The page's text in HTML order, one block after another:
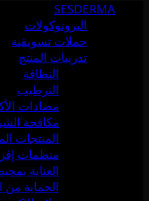
SESDERMA
البروتوكولات
حملات تسويقية
تدريبات المنتج
النظافة
الترطيب
مضادات
مكافحة
المنتجات
منظمات
العناية
الحماية من